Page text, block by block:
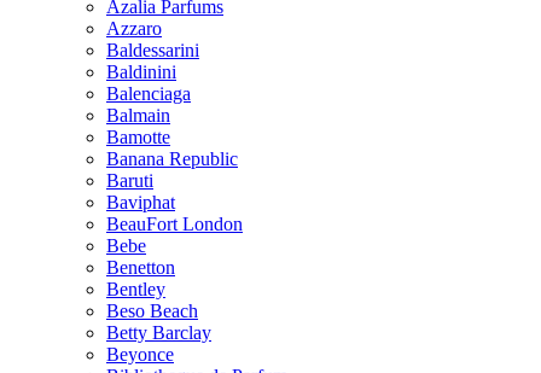
Azalia Parfums
Azzaro
Baldessarini
Baldinini
Balenciaga
Balmain
Bamotte
Banana Republic
Baruti
Baviphat
BeauFort London
Bebe
Benetton
Bentley
Beso Beach
Betty Barclay
Beyonce